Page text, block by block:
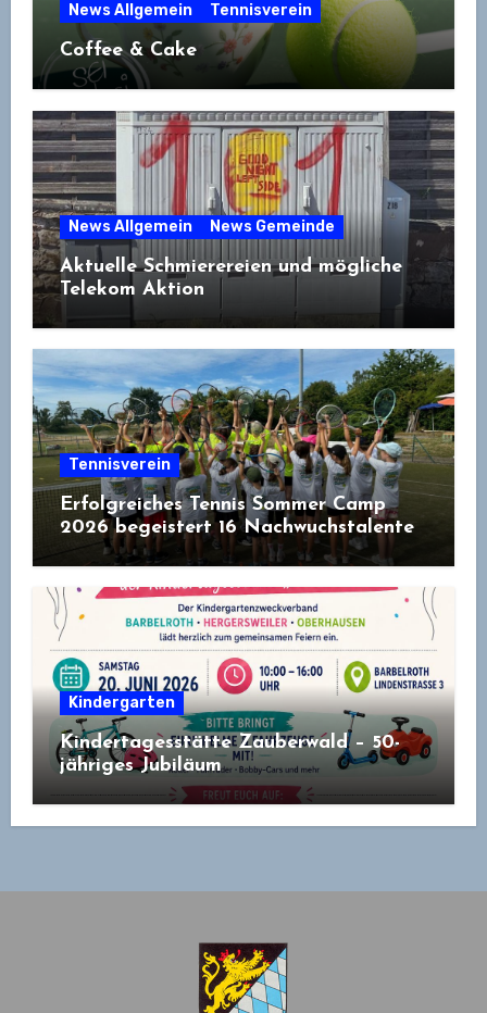
News Allgemein Tennisverein
Coffee & Cake
News Allgemein News Gemeinde
Aktuelle Schmierereien und mögliche
Telekom Aktion
Tennisverein
Erfolgreiches Tennis Sommer Camp
2026 begeistert 16 Nachwuchstalente
Kindergarten
Kindertagesstätte Zauberwald – 50-
jähriges Jubiläum